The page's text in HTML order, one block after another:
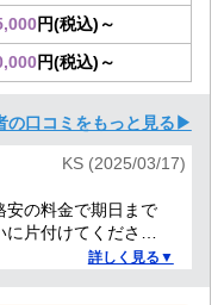
円(税込)～
円(税込)～
の口コミをもっと見る▶
KS (2025/03/17)
安の料金で期日まで
に片付けてくださり
捗も報告してくださ
詳しく見る▼